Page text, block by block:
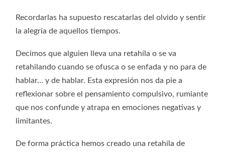
Recordarlas ha supuesto rescatarlas del olvido y sentir
la alegría de aquellos tiempos.
Decimos que alguien lleva una retahíla o se va
retahilando cuando se ofusca o se enfada y no para de
hablar… y de hablar. Esta expresión nos da pie a
reflexionar sobre el pensamiento compulsivo, rumiante
que nos confunde y atrapa en emociones negativas y
limitantes.
De forma práctica hemos creado una retahíla de